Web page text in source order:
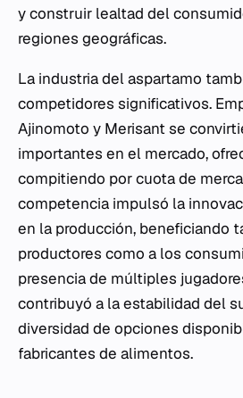
y construir lealtad del
regiones geográficas.
La industria del aspartamo
competidores significativos.
Ajinomoto y Merisant se
importantes en el mercado,
compitiendo por cuota de
competencia impulsó la
en la producción, beneficiando
productores como a los
presencia de múltiples
contribuyó a la estabilidad del
diversidad de opciones
fabricantes de alimentos.